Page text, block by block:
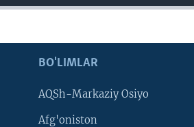
BO'LIMLAR
AQSh-Markaziy Osiyo
Afg'oniston